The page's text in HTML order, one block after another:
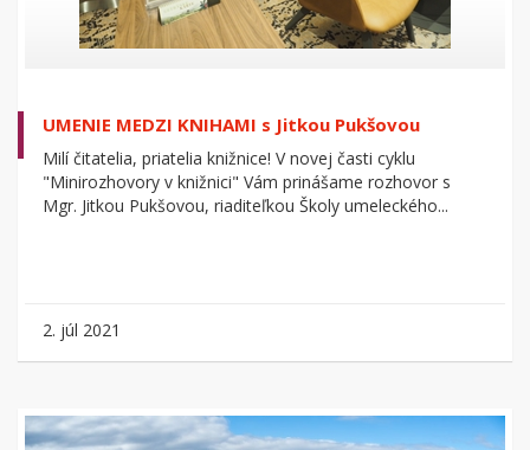
UMENIE MEDZI KNIHAMI s Jitkou Pukšovou
Milí čitatelia, priatelia knižnice! V novej časti cyklu
"Minirozhovory v knižnici" Vám prinášame rozhovor s
Mgr. Jitkou Pukšovou, riaditeľkou Školy umeleckého...
2. júl 2021